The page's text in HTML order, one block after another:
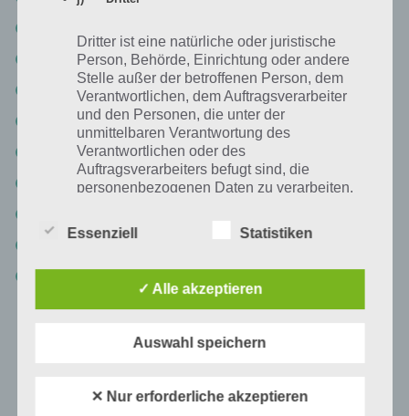
Level 7-13 Lösung
Level 7-14 Lösung
Level 7-15
Level 7-16
Level 7-17 Walkthrough
Level 7-20 Lösungen
Swampys Geschichte Kapitel 8 Lösung
Swampys Geschichte. Darunter findest du nochmal die einzelnen
Dritter ist eine natürliche oder juristische
Person, Behörde, Einrichtung oder andere
Stelle außer der betroffenen Person, dem
Verantwortlichen, dem Auftragsverarbeiter
und den Personen, die unter der
unmittelbaren Verantwortung des
Verantwortlichen oder des
Auftragsverarbeiters befugt sind, die
personenbezogenen Daten zu verarbeiten.
Einwilligung ist jede von der betroffenen
Person freiwillig für den bestimmten Fall in
abgegebene Willensbekundung in Form
die betroffene Person zu verstehen gibt, dass
Essenziell Statistiken
✓ Alle akzeptieren
Auswahl speichern
✕ Nur erforderliche akzeptieren